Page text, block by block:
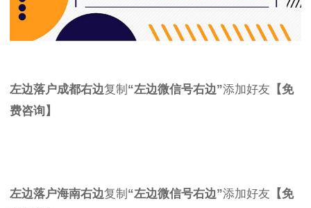
左边落户成都右边复制 “左边微信号右边”添加好友 【免
费咨询】
左边落户海南右边复制 “左边微信号右边”添加好友 【免